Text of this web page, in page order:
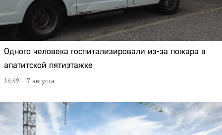
Одного человека госпитализировали из-за пожара в
апатитской пятиэтажке
14:49 – 7 августа